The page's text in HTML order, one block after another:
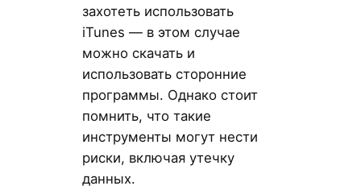
захотеть использовать
iTunes — в этом случае
можно скачать и
использовать сторонние
программы. Однако стоит
помнить, что такие
инструменты могут нести
риски, включая утечку
данных.